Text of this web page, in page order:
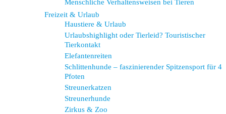
Menschliche Verhaltensweisen bei Tieren
Freizeit & Urlaub
Haustiere & Urlaub
Urlaubshighlight oder Tierleid? Touristischer
Tierkontakt
Elefantenreiten
Schlittenhunde – faszinierender Spitzensport für 4
Pfoten
Streunerkatzen
Streunerhunde
Zirkus & Zoo